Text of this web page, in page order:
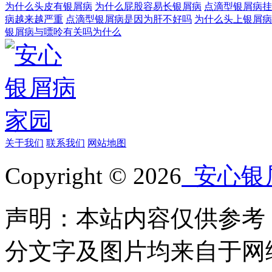
为什么头皮有银屑病 为什么屁股容易长银屑病 点滴型银屑病
病越来越严重 点滴型银屑病是因为肝不好吗 为什么头上银屑
银屑病与嘌呤有关吗为什么
关于我们 联系我们 网站地图
Copyright © 2026 安心银
声明：本站内容仅供参
分文字及图片均来自于